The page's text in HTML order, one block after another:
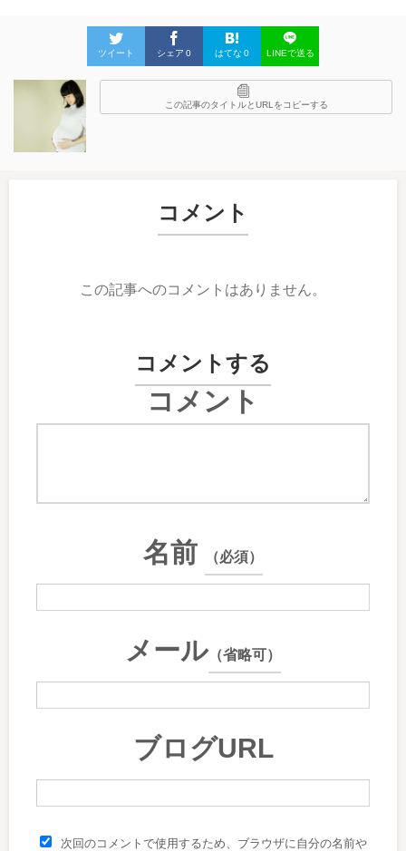
ツイート シェア 0 はてな 0 LINEで送る
この記事のタイトルとURLをコピーする
コメント
この記事へのコメントはありません。
コメントする
コメント
名前 （必須）
メール （省略可）
ブログURL
次回のコメントで使用するため、ブラウザに自分の名前や